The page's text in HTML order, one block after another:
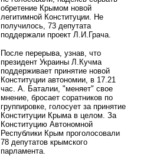
обретение Крымом новой
легитимной Конституции. Не
получилось, 73 депутата
поддержали проект Л.И.Грача.
После перерыва, узнав, что
президент Украины Л.Кучма
поддерживает принятие новой
Конституции автономии, в 17.21
час. А. Баталии, "меняет" свое
мнение, бросает соратников по
группировке, голосует за принятие
Конституции Крыма в целом. За
Конституцию Автономной
Республики Крым проголосовали
78 депутатов крымского
парламента.